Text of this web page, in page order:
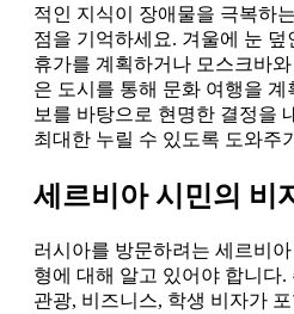
적인 지식이 장애물을 극복하
점을 기억하세요. 겨울에 눈 덮
휴가를 계획하거나 모스크바
은 도시를 통해 문화 여행을
보를 바탕으로 현명한 결정을
최대한 누릴 수 있도록 도와주
세르비아 시민의 비
러시아를 방문하려는 세르비
형에 대해 알고 있어야 합니다
관광, 비즈니스, 학생 비자가